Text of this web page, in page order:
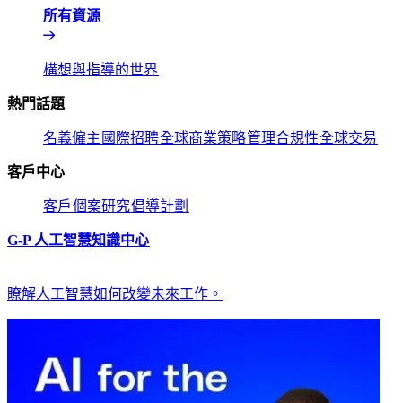
所有資源​​
構想與指導的世界​​
熱門話題​​
名義僱主​​ 國際招聘​​全球商業策略​​管理合規性​​全球交易​​
客戶中心​​
客戶​​個案研究​​倡導計劃​​
G-P 人工智慧知識中心​​
瞭解人工智慧如何改變未來工作。​​